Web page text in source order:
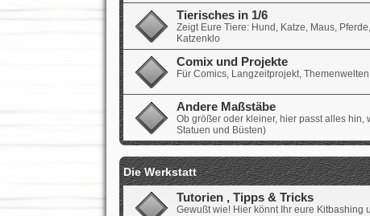
Tierisches in 1/6
Zeigt Eure Tiere: Hund, Katze, Maus,
Katzenklo
Comix und Projekte
Für Comics, Langzeitprojekt,
Andere Maßstäbe
Ob größer oder kleiner, hier passt alles
Statuen und Büsten)
Die Werkstatt
Tutorien , Tipps & Tricks
Gewußt wie! Hier könnt Ihr eure Kitbashing